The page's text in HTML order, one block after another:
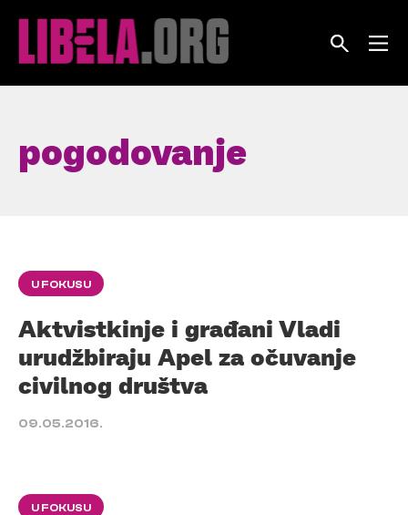
pogodovanje
U FOKUSU
Aktvistkinje i građani Vladi
urudžbiraju Apel za očuvanje
civilnog društva
09.05.2016.
U FOKUSU